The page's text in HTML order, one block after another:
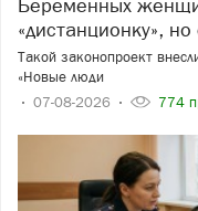
«дистанционку»,
Такой законопроект
«Новые люди
07-08-2026
774